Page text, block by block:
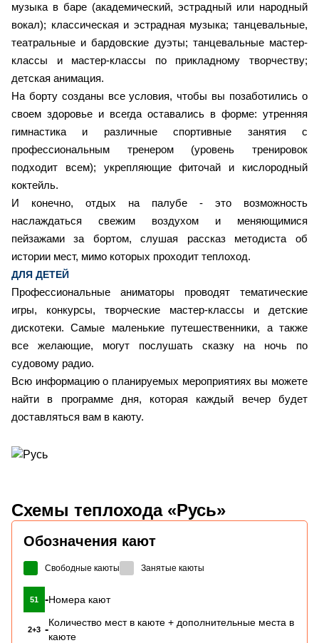
музыка в баре (академический, эстрадный или народный
вокал); классическая и эстрадная музыка; танцевальные,
театральные и бардовские дуэты; танцевальные мастер-
классы и мастер-классы по прикладному творчеству;
детская анимация.
На борту созданы все условия, чтобы вы позаботились о
своем здоровье и всегда оставались в форме: утренняя
гимнастика и различные спортивные занятия с
профессиональным тренером (уровень тренировок
подходит всем); укрепляющие фиточай и кислородный
коктейль.
И конечно, отдых на палубе - это возможность
наслаждаться свежим воздухом и меняющимися
пейзажами за бортом, слушая рассказ методиста об
истории мест, мимо которых проходит теплоход.
ДЛЯ ДЕТЕЙ
Профессиональные аниматоры проводят тематические
игры, конкурсы, творческие мастер-классы и детские
дискотеки. Самые маленькие путешественники, а также
все желающие, могут послушать сказку на ночь по
судовому радио.
Всю информацию о планируемых мероприятиях вы можете
найти в программе дня, которая каждый вечер будет
доставляться вам в каюту.
Схемы теплохода «Русь»
Обозначения кают
Свободные каюты Занятые каюты
51 -Номера кают
2+3 -
Количество мест в каюте + дополнительные места в
каюте